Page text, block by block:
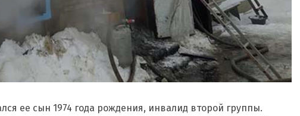
ее сын 1974 года рождения, инвалид второй группы.